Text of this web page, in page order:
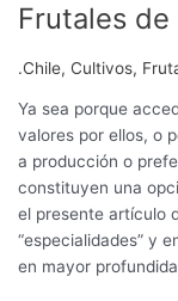
Frutales de
.Chile, Cultivos,
Ya sea porque
valores por ellos, o
a producción o
constituyen una
el presente artículo
“especialidades” y
en mayor
Frutales
nicho